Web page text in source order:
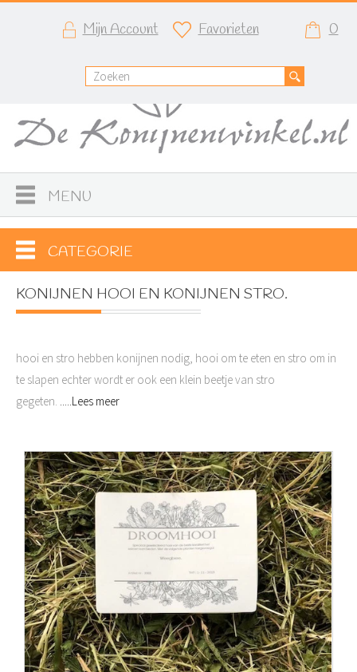
Mijn Account Favorieten 0
MENU
CATEGORIE
KONIJNEN HOOI EN KONIJNEN STRO.
hooi en stro hebben konijnen nodig, hooi om te eten en stro om in
te slapen echter wordt er ook een klein beetje van stro
gegeten.
.....Lees meer